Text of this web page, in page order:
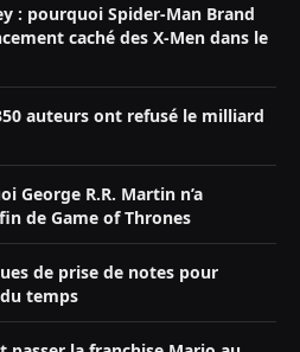
: pourquoi Spider-Man Brand
caché des X-Men dans le
auteurs ont refusé le milliard
George R.R. Martin n’a
de Game of Thrones
de prise de notes pour
temps